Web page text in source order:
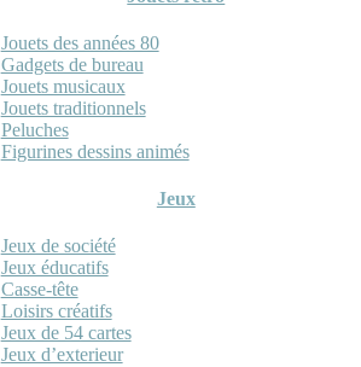
Jouets des années 80
Gadgets de bureau
Jouets musicaux
Jouets traditionnels
Peluches
Figurines dessins animés
Jeux
Jeux de société
Jeux éducatifs
Casse-tête
Loisirs créatifs
Jeux de 54 cartes
Jeux d’exterieur